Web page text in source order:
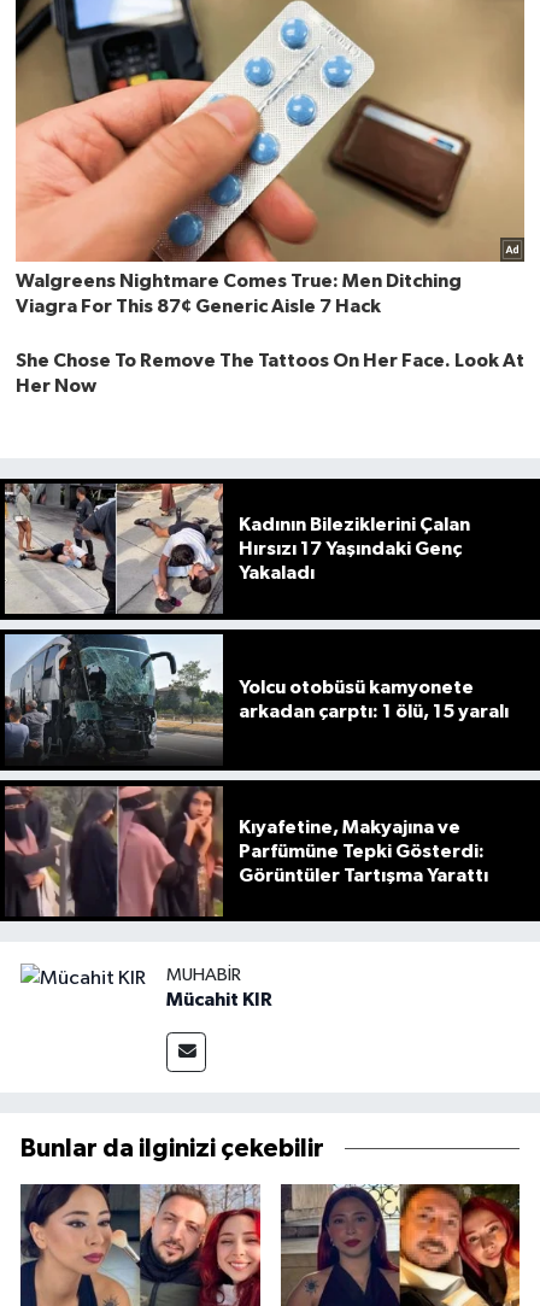
Kadının Bileziklerini Çalan
Hırsızı 17 Yaşındaki Genç
Yakaladı
Yolcu otobüsü kamyonete
arkadan çarptı: 1 ölü, 15 yaralı
Kıyafetine, Makyajına ve
Parfümüne Tepki Gösterdi:
Görüntüler Tartışma Yarattı
MUHABIR
Mücahit KIR
Bunlar da ilginizi çekebilir